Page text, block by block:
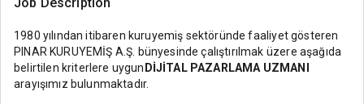
1980 yılından itibaren kuruyemiş sektöründe faaliyet gösteren
PINAR KURUYEMİŞ A.Ş. bünyesinde çalıştırılmak üzere aşağıda
belirtilen kriterlere uygun DİJİTAL PAZARLAMA UZMANI
arayışımız bulunmaktadır.